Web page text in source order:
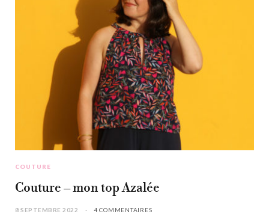
COUTURE
Couture – mon top Azalée
8 SEPTEMBRE 2022 4 COMMENTAIRES